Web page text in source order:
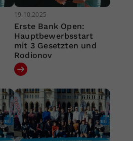
19.10.2025
Erste Bank Open:
Hauptbewerbsstart
mit 3 Gesetzten und
Rodionov